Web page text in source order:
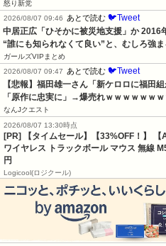
怒り新党
2026/08/07 09:46
あとで読む 🐦Tweet
中居正広「ひそかに被災地支援」か 2016
“誰にも知られなくて良い”と、むしろ強
ガールズVIPまとめ
2026/08/07 09:47
あとで読む 🐦Tweet
【悲報】福田雄一さん「新ケロロに福田
「原作に忠実に」→爆売れｗｗｗｗｗｗ
なんJクエスト
2026/08/07 13:30時点
[PR] 【タイムセール】【33%OFF！】
ワイヤレス トラックボール マウス 無線
円
Logicool(ロジクール)